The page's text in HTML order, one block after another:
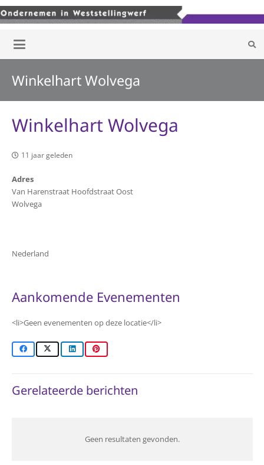
Winkelhart Wolvega
Winkelhart Wolvega
11 jaar geleden
Adres
Van Harenstraat Hoofdstraat Oost
Wolvega
Nederland
Aankomende Evenementen
<li>Geen evenementen op deze locatie</li>
Gerelateerde berichten
Geen resultaten gevonden.